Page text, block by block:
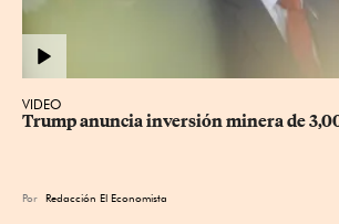
VIDEO
Trump anuncia inversión minera de
Por Redacción El Economista